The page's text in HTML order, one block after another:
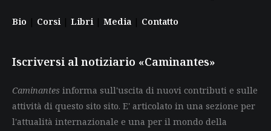
Bio | Corsi | Libri | Media | Contatto
Iscriversi al notiziario «Caminantes»
Caminantes informa sull'uscita di nuovi contributi e sulle
attività di questo sito sito. E' articolato in una sezione per
l'attualità internazionale e una per il mondo della